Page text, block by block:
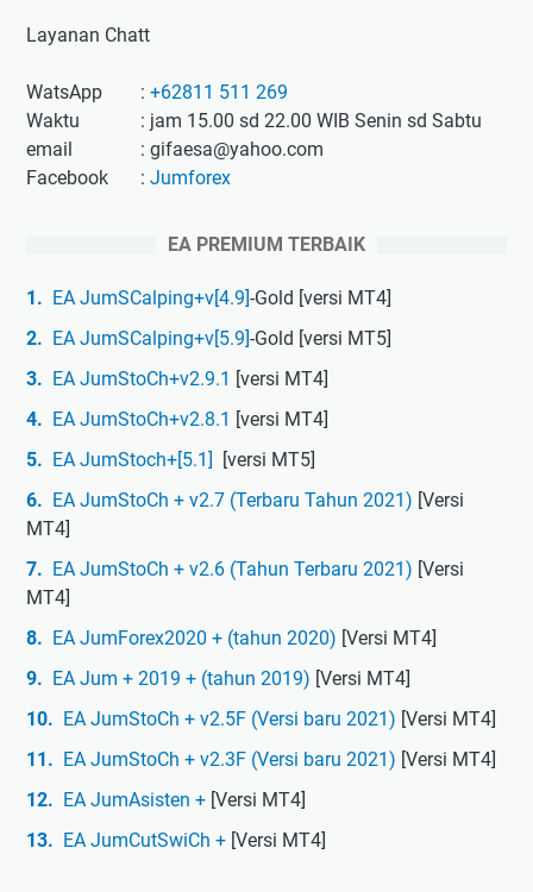
l
a
h
h
d
r
d
c
h
n
n
u
b
e
Layanan Chatt
WatsApp : +62811 511 269
Waktu
: jam 15.00 sd 22.00 WIB Senin sd Sabtu
email
: gifaesa@yahoo.com
Facebook
: Jumforex
EA PREMIUM TERBAIK
EA JumSCalping+v[4.9]-Gold [versi MT4]
EA JumSCalping+v[5.9]-Gold [versi MT5]
EA JumStoCh+v2.9.1 [versi MT4]
EA JumStoCh+v2.8.1 [versi MT4]
EA JumStoch+[5.1]
[versi MT5]
EA JumStoCh + v2.7 (Terbaru Tahun 2021) [Versi
MT4]
EA JumStoCh + v2.6 (Tahun Terbaru 2021) [Versi
MT4]
EA JumForex2020 + (tahun 2020) [Versi MT4]
EA Jum + 2019 + (tahun 2019) [Versi MT4]
EA JumStoCh + v2.5F (Versi baru 2021) [Versi MT4]
EA JumStoCh + v2.3F (Versi baru 2021) [Versi MT4]
EA JumAsisten + [Versi MT4]
EA JumCutSwiCh + [Versi MT4]